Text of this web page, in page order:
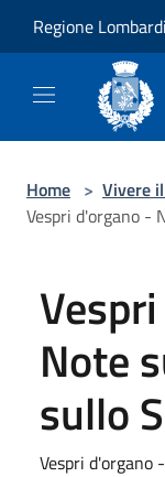
Regione
Home > Vivere
Vespri d'organo -
Note
sullo
Vespri d'organo